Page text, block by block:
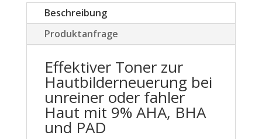
Beschreibung
Produktanfrage
Effektiver Toner zur
Hautbilderneuerung bei
unreiner oder fahler
Haut mit 9% AHA, BHA
und PAD